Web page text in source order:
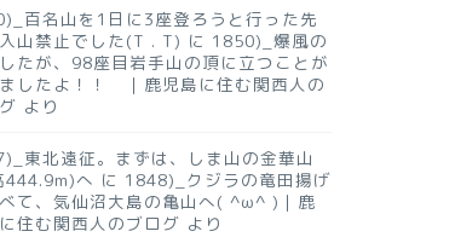
百名山を1日に3座登ろうと行った先
山禁止でした(T . T) に 1850)_爆風の
たが、98座目岩手山の頂に立つことが
したよ！！ ｜鹿児島に住む関西人の
より
東北遠征。まずは、しま山の金華山
444.9m)へ に 1848)_クジラの竜田揚げ
て、気仙沼大島の亀山へ( ^ω^ )｜鹿
住む関西人のブログ より